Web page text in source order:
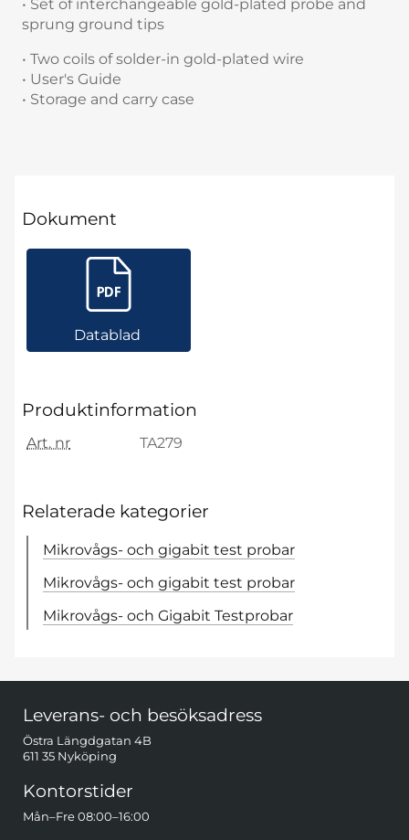
• Set of interchangeable gold-plated probe and
sprung ground tips
• Two coils of solder-in gold-plated wire
• User's Guide
• Storage and carry case
Dokument
Datablad
Produktinformation
Art. nr TA279
Relaterade kategorier
Mikrovågs- och gigabit test probar
Mikrovågs- och gigabit test probar
Mikrovågs- och Gigabit Testprobar
Leverans- och besöksadress
Östra Längdgatan 4B
611 35 Nyköping
Kontorstider
Mån–Fre 08:00–16:00